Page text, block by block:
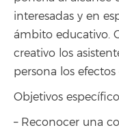
interesadas y en
ámbito educativo.
creativo los
persona los
Objetivos
– Reconocer una